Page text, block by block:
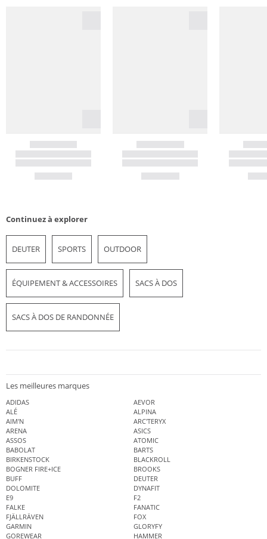
Continuez à explorer
DEUTER SPORTS OUTDOOR
ÉQUIPEMENT & ACCESSOIRES SACS À DOS
SACS À DOS DE RANDONNÉE
Les meilleures marques
ADIDAS
AEVOR
ALÉ
ALPINA
AIM'N
ARC'TERYX
ARENA
ASICS
ASSOS
ATOMIC
BABOLAT
BARTS
BIRKENSTOCK
BLACKROLL
BOGNER FIRE+ICE
BROOKS
BUFF
DEUTER
DOLOMITE
DYNAFIT
E9
F2
FALKE
FANATIC
FJÄLLRÄVEN
FOX
GARMIN
GLORYFY
GOREWEAR
HAMMER